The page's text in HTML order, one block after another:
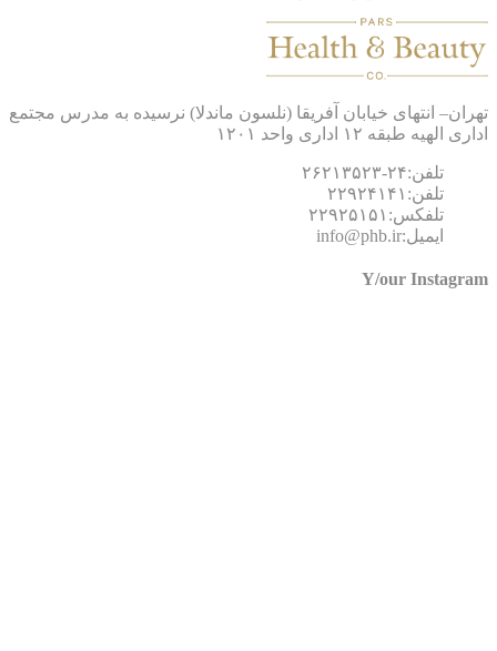
انتهای خیابان آفریقا (نلسون ماندلا) نرسیده به مدرس مجتمع
الهیه طبقه ۱۲ اداری واحد ۱۲۰۱
تلفن:۲۴-۲۶۲۱۳۵۲۳
تلفن:۲۲۹۲۴۱۴۱
تلفکس:۲۲۹۲۵۱۵۱
ایمیل:info@phb.ir
Y/our